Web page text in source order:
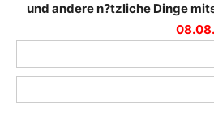
und andere n?tzliche Dinge